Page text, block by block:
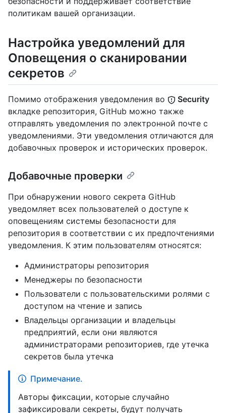
политикам вашей организации.
Настройка уведомлений для
Оповещения о сканировании
секретов
Помимо отображения уведомления во
Security
вкладке репозитория, GitHub можно также
отправлять уведомления по электронной почте с
уведомлениями. Эти уведомления отличаются для
добавочных проверок и исторических проверок.
Добавочные проверки
При обнаружении нового секрета GitHub
уведомляет всех пользователей о доступе к
оповещениям системы безопасности для
репозитория в соответствии с их предпочтениями
уведомления. К этим пользователям относятся:
Администраторы репозитория
Менеджеры по безопасности
Пользователи с пользовательскими ролями с
доступом на чтение и запись
Владельцы организации и владельцы
предприятий, если они являются
администраторами репозиториев, где утечка
секретов была утечка
Примечание.
Авторы фиксации, которые случайно
зафиксировали секреты, будут получать